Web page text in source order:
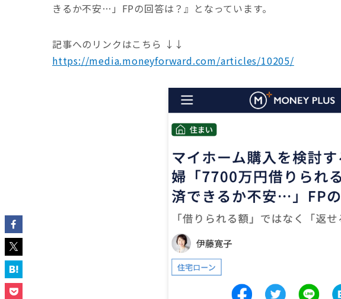
きるか不安…」FPの回答は？』となっています。
記事へのリンクはこちら ↓↓
https://media.moneyforward.com/articles/10205/